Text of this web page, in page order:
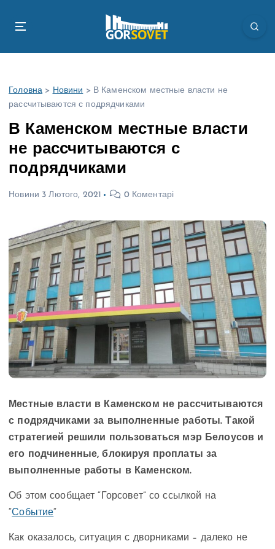
Головна > Новини > В Каменском местные власти не
рассчитываются с подрядчиками
В Каменском местные власти
не рассчитываются с
подрядчиками
Новини 3 Лютого, 2021 0 Коментарі
Местные власти в Каменском не рассчитываются
с подрядчиками за выполненные работы. Такой
стратегией решили пользоваться мэр Белоусов и
его подчиненные, блокируя проплаты за
выполненные работы в Каменском.
Об этом сообщает “Горсовет” со ссылкой на
“Событие“
Как оказалось, ситуация с дворниками – далеко не